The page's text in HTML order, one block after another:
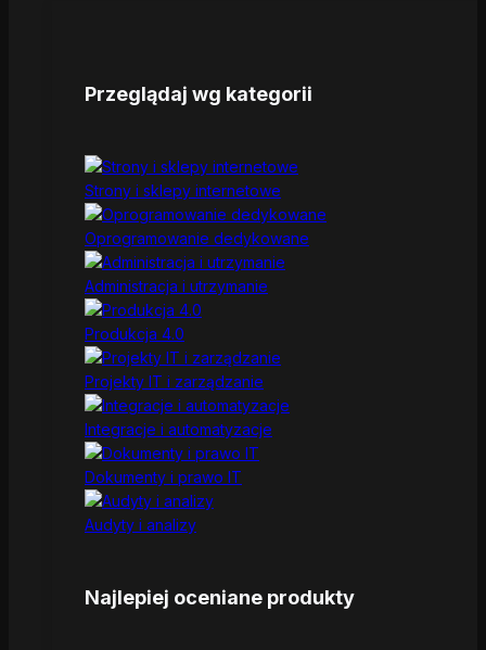
Przeglądaj wg kategorii
Strony i sklepy internetowe
Oprogramowanie dedykowane
Administracja i utrzymanie
Produkcja 4.0
Projekty IT i zarządzanie
Integracje i automatyzacje
Dokumenty i prawo IT
Audyty i analizy
Najlepiej oceniane produkty